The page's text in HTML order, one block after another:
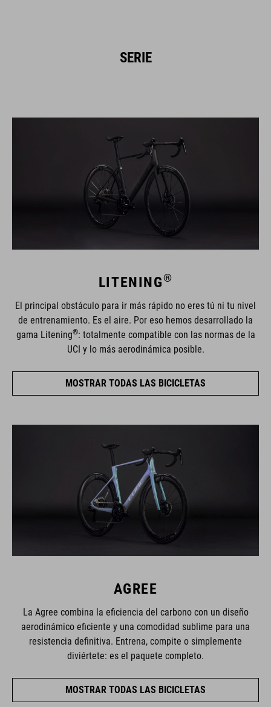
SERIE
LITENING®
El principal obstáculo para ir más rápido no eres tú ni tu nivel
de entrenamiento. Es el aire. Por eso hemos desarrollado la
gama Litening®: totalmente compatible con las normas de la
UCI y lo más aerodinámica posible.
MOSTRAR TODAS LAS BICICLETAS
AGREE
La Agree combina la eficiencia del carbono con un diseño
aerodinámico eficiente y una comodidad sublime para una
resistencia definitiva. Entrena, compite o simplemente
diviértete: es el paquete completo.
MOSTRAR TODAS LAS BICICLETAS